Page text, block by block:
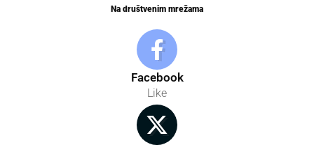
Na društvenim mrežama
Facebook
Like